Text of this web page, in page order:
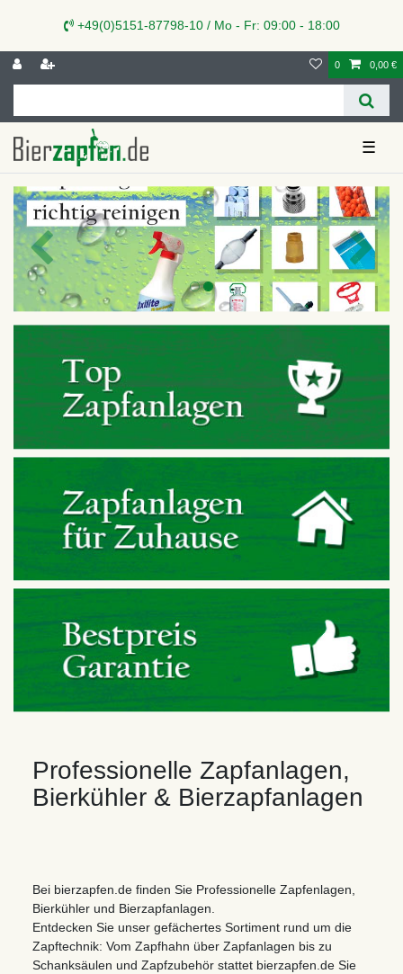
+49(0)5151-87798-10 / Mo - Fr: 09:00 - 18:00
0 0,00 €
☰
Professionelle Zapfanlagen,
Bierkühler & Bierzapfanlagen
Bei bierzapfen.de finden Sie Professionelle Zapfenlagen,
Bierkühler und Bierzapfanlagen.
Entdecken Sie unser gefächertes Sortiment rund um die
Zapftechnik: Vom Zapfhahn über Zapfanlagen bis zu
Schanksäulen und Zapfzubehör stattet bierzapfen.de Sie